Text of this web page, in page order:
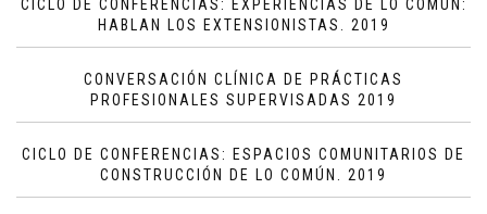
CICLO DE CONFERENCIAS: EXPERIENCIAS DE LO COMÚN:
HABLAN LOS EXTENSIONISTAS. 2019
CONVERSACIÓN CLÍNICA DE PRÁCTICAS
PROFESIONALES SUPERVISADAS 2019
CICLO DE CONFERENCIAS: ESPACIOS COMUNITARIOS DE
CONSTRUCCIÓN DE LO COMÚN. 2019